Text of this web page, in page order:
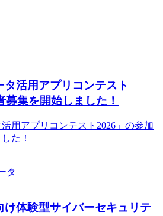
タ活用アプリコンテスト
募集を開始しました！
活用アプリコンテスト2026」の参加
た！
タ
け体験型サイバーセキュリテ